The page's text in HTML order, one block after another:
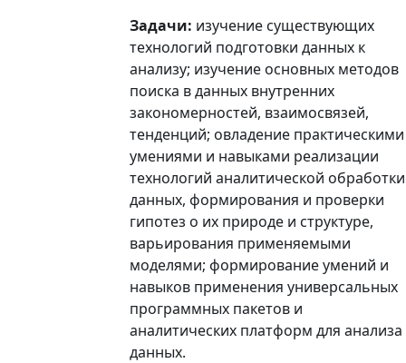
Задачи: изучение существующих
технологий подготовки данных к
анализу; изучение основных методов
поиска в данных внутренних
закономерностей, взаимосвязей,
тенденций; овладение практическими
умениями и навыками реализации
технологий аналитической обработки
данных, формирования и проверки
гипотез о их природе и структуре,
варьирования применяемыми
моделями; формирование умений и
навыков применения универсальных
программных пакетов и
аналитических платформ для анализа
данных.